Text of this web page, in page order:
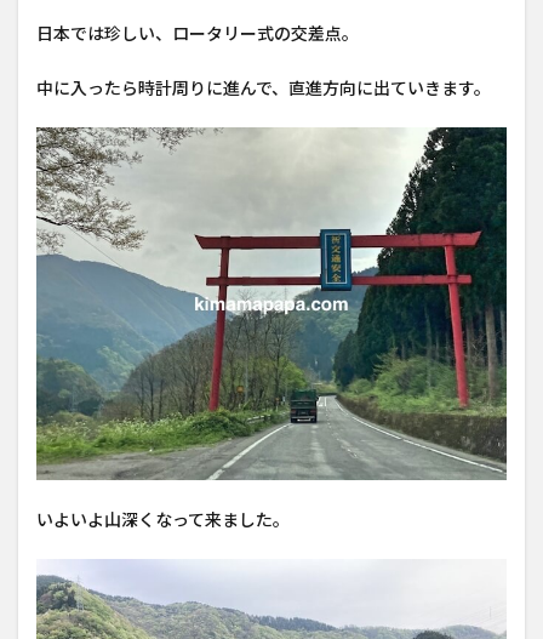
日本では珍しい、ロータリー式の交差点。
中に入ったら時計周りに進んで、直進方向に出ていきます。
いよいよ山深くなって来ました。